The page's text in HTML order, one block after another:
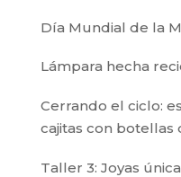
Día Mundial de la
Lámpara hecha
Cerrando el ciclo:
cajitas con botellas
Taller 3: Joyas